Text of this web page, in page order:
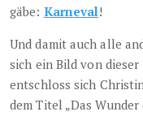
gäbe: Karneval!
Und damit auch alle
sich ein Bild von
entschloss sich
dem Titel „Das